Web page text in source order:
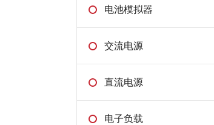
电池模拟器
交流电源
直流电源
电子负载